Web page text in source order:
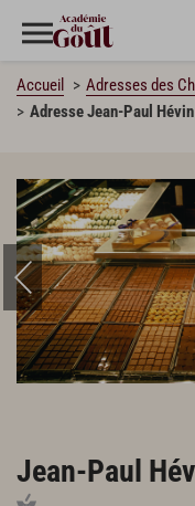
Accueil
Adresses des
Adresse Jean-Paul
Jean-Paul